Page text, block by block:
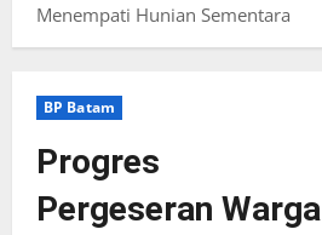
Menempati Hunian Sementara
BP Batam
Progres
Pergeseran Warga